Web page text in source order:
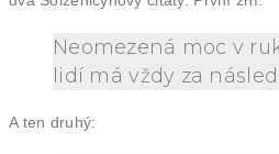
Neomezená moc v
lidí má vždy za
A ten druhý: